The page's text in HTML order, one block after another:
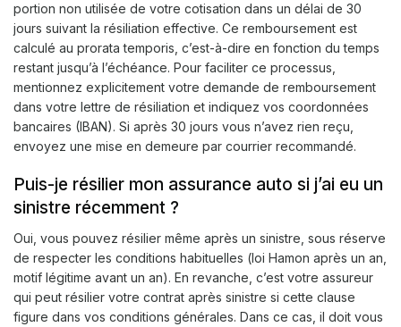
portion non utilisée de votre cotisation dans un délai de 30
jours suivant la résiliation effective. Ce remboursement est
calculé au prorata temporis, c’est-à-dire en fonction du temps
restant jusqu’à l’échéance. Pour faciliter ce processus,
mentionnez explicitement votre demande de remboursement
dans votre lettre de résiliation et indiquez vos coordonnées
bancaires (IBAN). Si après 30 jours vous n’avez rien reçu,
envoyez une mise en demeure par courrier recommandé.
Puis-je résilier mon assurance auto si j’ai eu un
sinistre récemment ?
Oui, vous pouvez résilier même après un sinistre, sous réserve
de respecter les conditions habituelles (loi Hamon après un an,
motif légitime avant un an). En revanche, c’est votre assureur
qui peut résilier votre contrat après sinistre si cette clause
figure dans vos conditions générales. Dans ce cas, il doit vous